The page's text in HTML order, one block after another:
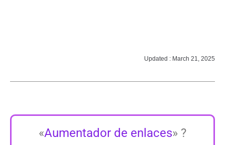
Updated : March 21, 2025
«Aumentador de enlaces» ?